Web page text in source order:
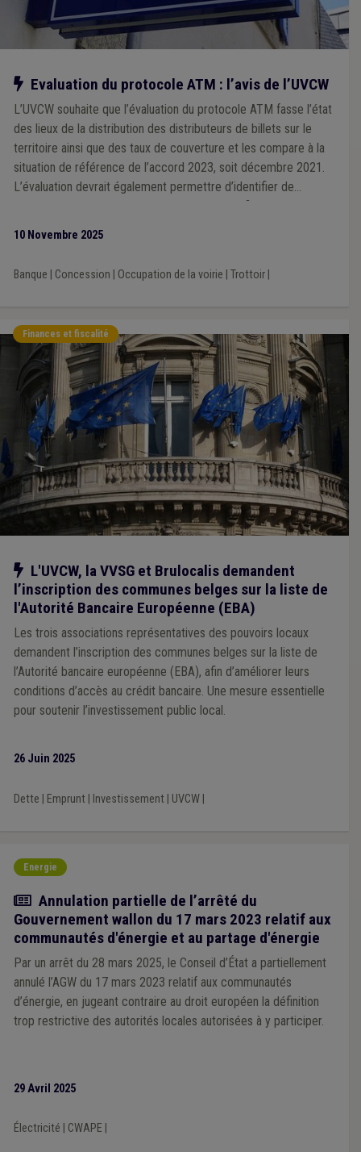
Notre action
Evaluation du protocole ATM : l’avis de l’UVCW
L’UVCW souhaite que l’évaluation du protocole ATM fasse l’état
des lieux de la distribution des distributeurs de billets sur le
territoire ainsi que des taux de couverture et les compare à la
situation de référence de l’accord 2023, soit décembre 2021.
L’évaluation devrait également permettre d’identifier de
manière objective les zones mal desservies afin de pouvoir
10 Novembre 2025
Banque Concession Occupation de la voirie Trottoir|
Finances et fiscalité
Notre action
L'UVCW, la VVSG et Brulocalis demandent
l’inscription des communes belges sur la liste de
l'Autorité Bancaire Européenne (EBA)
Les trois associations représentatives des pouvoirs locaux
demandent l’inscription des communes belges sur la liste de
l’Autorité bancaire européenne (EBA), afin d’améliorer leurs
conditions d’accès au crédit bancaire. Une mesure essentielle
pour soutenir l’investissement public local.
26 Juin 2025
Dette Emprunt| Investissement| UVCW|
Energie
Actualité
Annulation partielle de l’arrêté du
Gouvernement wallon du 17 mars 2023 relatif aux
communautés d'énergie et au partage d'énergie
Par un arrêt du 28 mars 2025, le Conseil d’État a partiellement
annulé l’AGW du 17 mars 2023 relatif aux communautés
d’énergie, en jugeant contraire au droit européen la définition
trop restrictive des autorités locales autorisées à y participer.
29 Avril 2025
Électricité CWAPE